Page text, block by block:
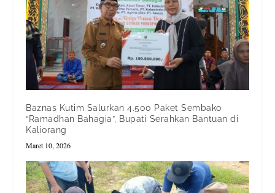
Baznas Kutim Salurkan 4.500 Paket Sembako
“Ramadhan Bahagia”, Bupati Serahkan Bantuan di
Kaliorang
Maret 10, 2026